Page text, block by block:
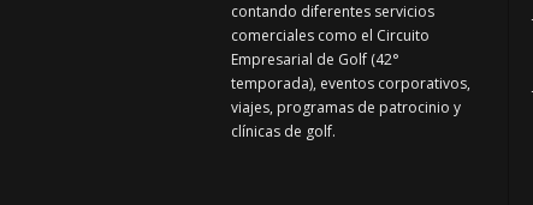
contando diferentes servicios
comerciales como el Circuito
Empresarial de Golf (42°
temporada), eventos corporativos,
viajes, programas de patrocinio y
clínicas de golf.